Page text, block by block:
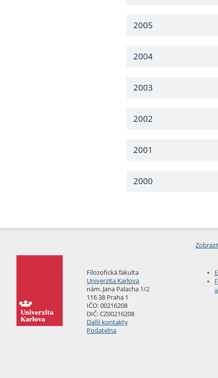
2005
2004
2003
2002
2001
2000
Filozofická fakulta
Univerzita Karlova
nám. Jana Palacha 1/2
116 38 Praha 1
IČO: 00216208
DIČ: CZ00216208
Další kontakty
Podatelna